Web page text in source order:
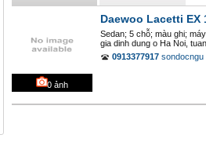
0 ảnh
Daewoo Lacetti EX
Sedan; 5 chỗ; màu ghi;
gia dinh dung o Ha Noi,
0913377917 sondocngu